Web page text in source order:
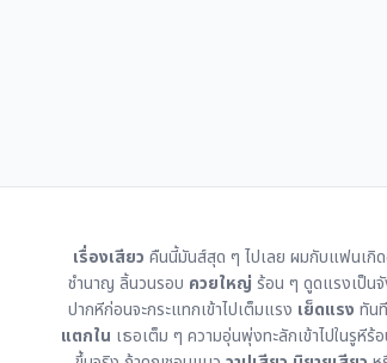
เรื่องเสียว คืนนี้มันส์สุด ๆ ไปเลย ผมกับแฟนเกิ
ชำนาญ ลิ้นวนรอบ ควยใหญ่ ร้อน ๆ ดูดแรงเป็น
ปากหีก่อนจะกระแทกเข้าไปเต็มแรง เย็ดแรง ทัน
แตกใน เธอเต็ม ๆ ความอุ่นพุ่งทะลักเข้าไปในรูหี